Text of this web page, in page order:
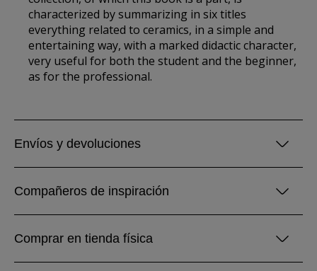
characterized by summarizing in six titles
everything related to ceramics, in a simple and
entertaining way, with a marked didactic character,
very useful for both the student and the beginner,
as for the professional.
Envíos y devoluciones
Compañeros de inspiración
Comprar en tienda física